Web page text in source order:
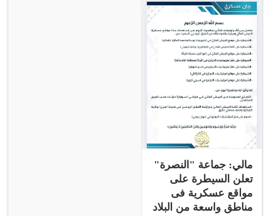
مالي: جماعة "النصرة"
تعلن السيطرة على
مواقع عسكرية فى
مناطق واسعة من البلاد